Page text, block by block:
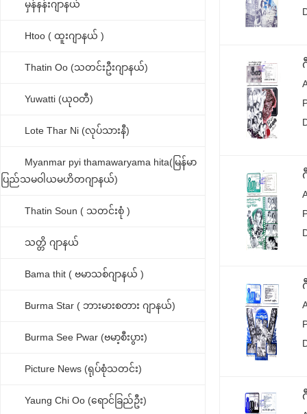
မှန်နန်းဂျာနယ်
Htoo ( ထူးဂျာနယ် )
Thatin Oo (သတင်းဦးဂျာနယ်)
Yuwatti (ယုဝတီ)
Lote Thar Ni (လုပ်သားနီ)
Myanmar pyi thamawaryama hita(မြန်မာ
ပြည်သမဝါယမဟိတဂျာနယ်)
Thatin Soun ( သတင်းစုံ )
သတ္တိ ဂျာနယ်
Bama thit ( ဗမာသစ်ဂျာနယ် )
Burma Star ( ဘားမားစတား ဂျာနယ်)
Burma See Pwar (ဗမာ့စီးပွား)
Picture News (ရုပ်စုံသတင်း)
Yaung Chi Oo (ရောင်ခြည်ဦး)